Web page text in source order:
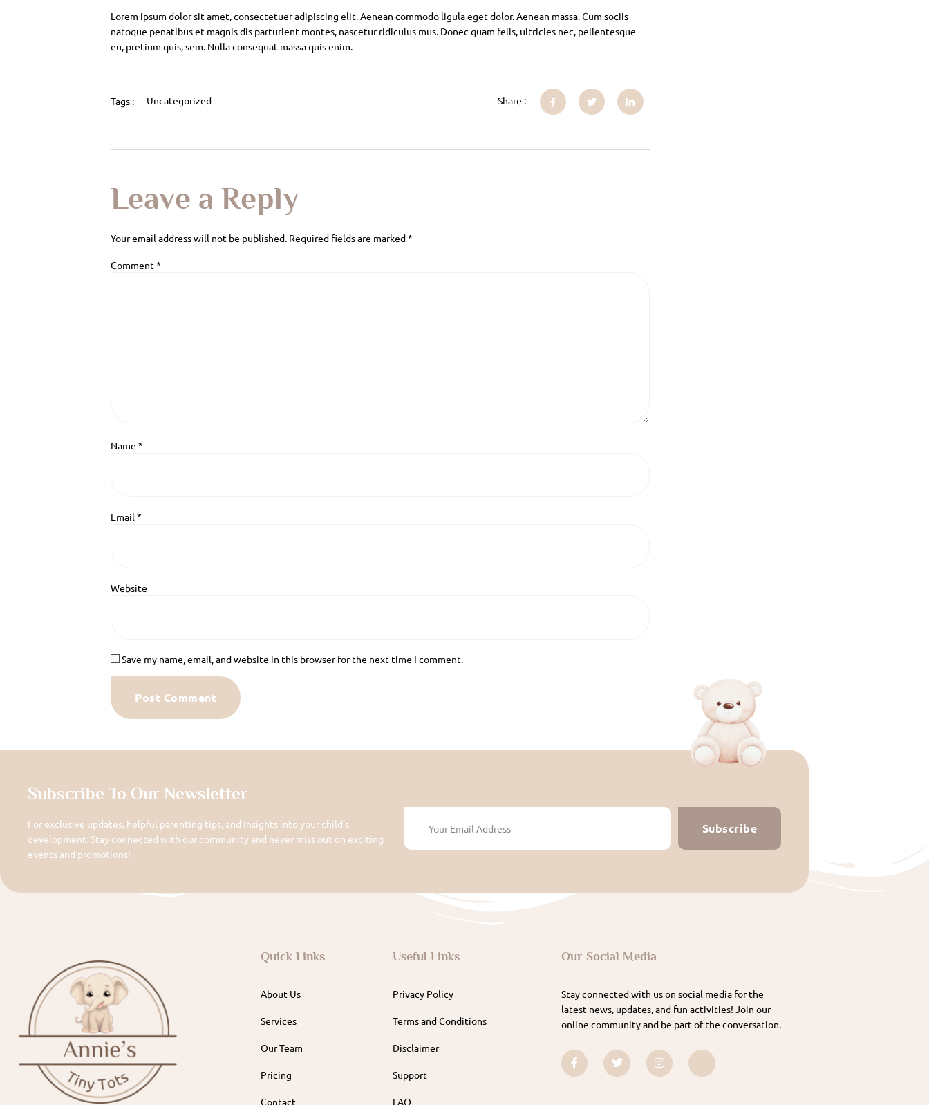
Lorem ipsum dolor sit amet, consectetuer adipiscing elit. Aenean commodo ligula eget dolor. Aenean massa. Cum sociis
natoque penatibus et magnis dis parturient montes, nascetur ridiculus mus. Donec quam felis, ultricies nec, pellentesque
eu, pretium quis, sem. Nulla consequat massa quis enim.
Tags : Uncategorized Share :
Leave a Reply
Your email address will not be published. Required fields are marked*
Comment*
Name *
Email *
Website
Save my name, email, and website in this browser for the next time I comment.
Subscribe To Our Newsletter
For exclusive updates, helpful parenting tips, and insights into your child's
development. Stay connected with our community and never miss out on exciting
events and promotions!
Subscribe
Quick Links
About Us
Services
Our Team
Pricing
Contact
Useful Links
Privacy Policy
Terms and Conditions
Disclaimer
Support
FAQ
Our Social Media
Stay connected with us on social media for the
latest news, updates, and fun activities! Join our
online community and be part of the conversation.